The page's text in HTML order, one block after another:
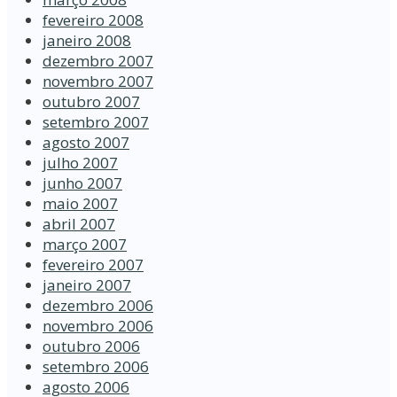
fevereiro 2008
janeiro 2008
dezembro 2007
novembro 2007
outubro 2007
setembro 2007
agosto 2007
julho 2007
junho 2007
maio 2007
abril 2007
março 2007
fevereiro 2007
janeiro 2007
dezembro 2006
novembro 2006
outubro 2006
setembro 2006
agosto 2006